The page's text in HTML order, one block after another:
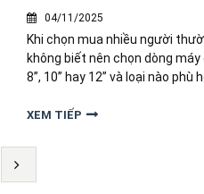
04/11/2025
Khi chọn mua nhiều người
không biết nên chọn dòng
8”, 10” hay 12” và loại nào phù
đi tìm hiểu bài dưới đây nhé!
XEM TIẾP